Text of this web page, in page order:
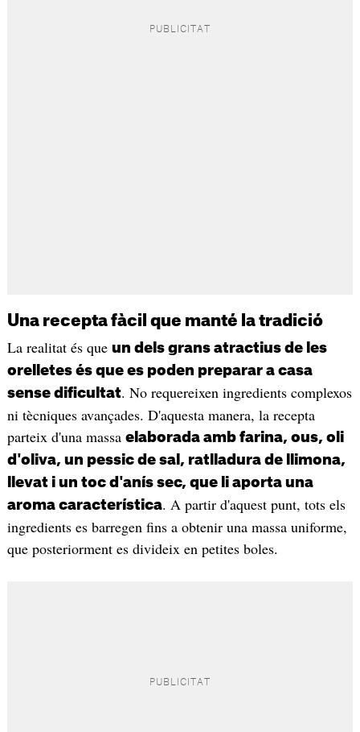
Una recepta fàcil que manté la tradició
La realitat és que un dels grans atractius de les
orelletes és que es poden preparar a casa
sense dificultat. No requereixen ingredients complexos
ni tècniques avançades. D'aquesta manera, la recepta
parteix d'una massa elaborada amb farina, ous, oli
d'oliva, un pessic de sal, ratlladura de llimona,
llevat i un toc d'anís sec, que li aporta una
aroma característica. A partir d'aquest punt, tots els
ingredients es barregen fins a obtenir una massa uniforme,
que posteriorment es divideix en petites boles.